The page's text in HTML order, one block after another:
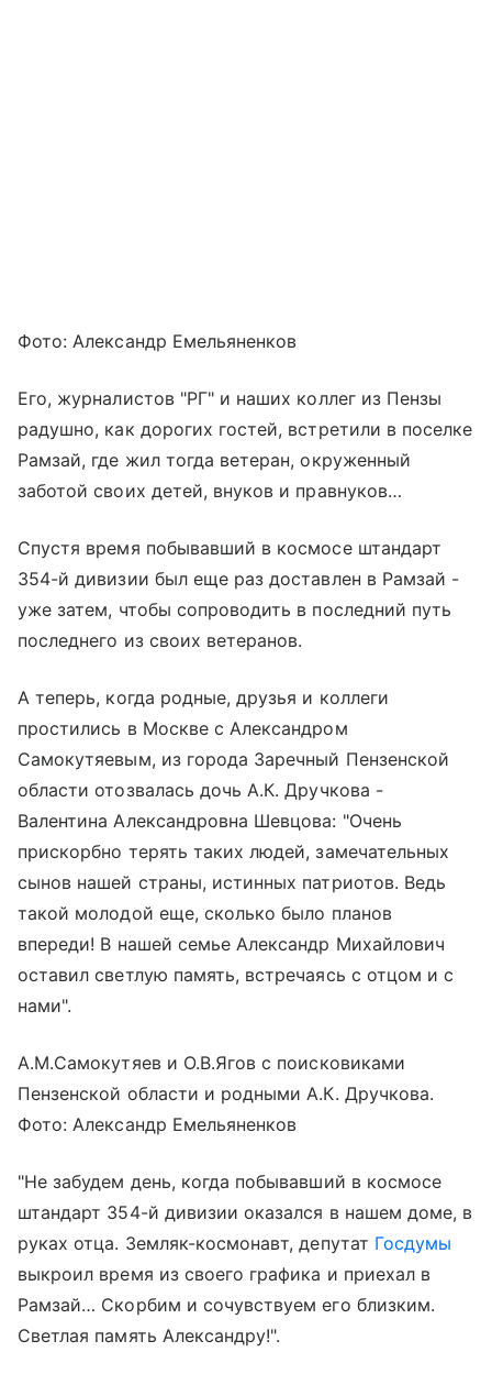
Фото: Александр Емельяненков
Его, журналистов "РГ" и наших коллег из Пензы
радушно, как дорогих гостей, встретили в поселке
Рамзай, где жил тогда ветеран, окруженный
заботой своих детей, внуков и правнуков…
Спустя время побывавший в космосе штандарт
354-й дивизии был еще раз доставлен в Рамзай -
уже затем, чтобы сопроводить в последний путь
последнего из своих ветеранов.
А теперь, когда родные, друзья и коллеги
простились в Москве с Александром
Самокутяевым, из города Заречный Пензенской
области отозвалась дочь А.К. Дручкова -
Валентина Александровна Шевцова: "Очень
прискорбно терять таких людей, замечательных
сынов нашей страны, истинных патриотов. Ведь
такой молодой еще, сколько было планов
впереди! В нашей семье Александр Михайлович
оставил светлую память, встречаясь с отцом и с
нами".
А.М.Самокутяев и О.В.Ягов с поисковиками
Пензенской области и родными А.К. Дручкова.
Фото: Александр Емельяненков
"Не забудем день, когда побывавший в космосе
штандарт 354-й дивизии оказался в нашем доме, в
руках отца. Земляк-космонавт, депутат Госдумы
выкроил время из своего графика и приехал в
Рамзай… Скорбим и сочувствуем его близким.
Светлая память Александру!".